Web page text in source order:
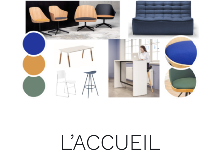
L’ACCUEIL